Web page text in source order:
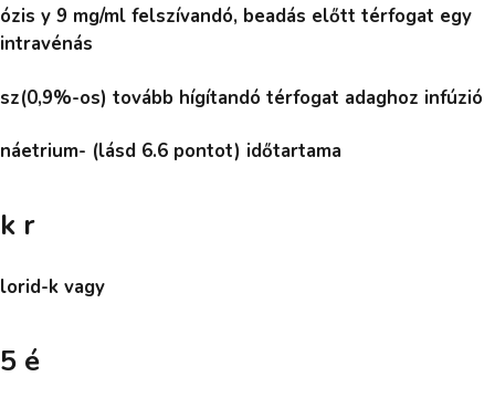
ózis y 9 mg/ml felszívandó, beadás előtt térfogat egy
intravénás
sz(0,9%-os) tovább hígítandó térfogat adaghoz infúzió
náetrium- (lásd 6.6 pontot) időtartama
k r
lorid-k vagy
5 é